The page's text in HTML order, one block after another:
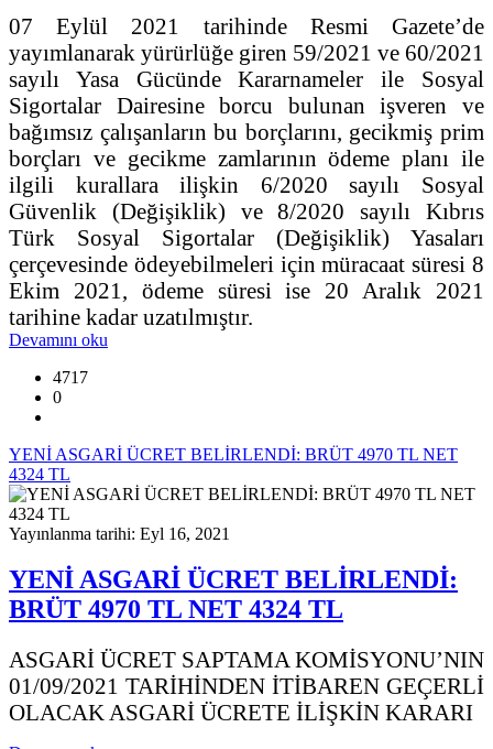
07 Eylül 2021 tarihinde Resmi Gazete’de
yayımlanarak yürürlüğe giren 59/2021 ve 60/2021
sayılı Yasa Gücünde Kararnameler ile Sosyal
Sigortalar Dairesine borcu bulunan işveren ve
bağımsız çalışanların bu borçlarını, gecikmiş prim
borçları ve gecikme zamlarının ödeme planı ile
ilgili kurallara ilişkin 6/2020 sayılı Sosyal
Güvenlik (Değişiklik) ve 8/2020 sayılı Kıbrıs
Türk Sosyal Sigortalar (Değişiklik) Yasaları
çerçevesinde ödeyebilmeleri için müracaat süresi 8
Ekim 2021, ödeme süresi ise 20 Aralık 2021
tarihine kadar uzatılmıştır.
Devamını oku
4717
0
YENİ ASGARİ ÜCRET BELİRLENDİ: BRÜT 4970 TL NET
4324 TL
Yayınlanma tarihi: Eyl 16, 2021
YENİ ASGARİ ÜCRET BELİRLENDİ:
BRÜT 4970 TL NET 4324 TL
ASGARİ ÜCRET SAPTAMA KOMİSYONU’NIN
01/09/2021 TARİHİNDEN İTİBAREN GEÇERLİ
OLACAK ASGARİ ÜCRETE İLİŞKİN KARARI